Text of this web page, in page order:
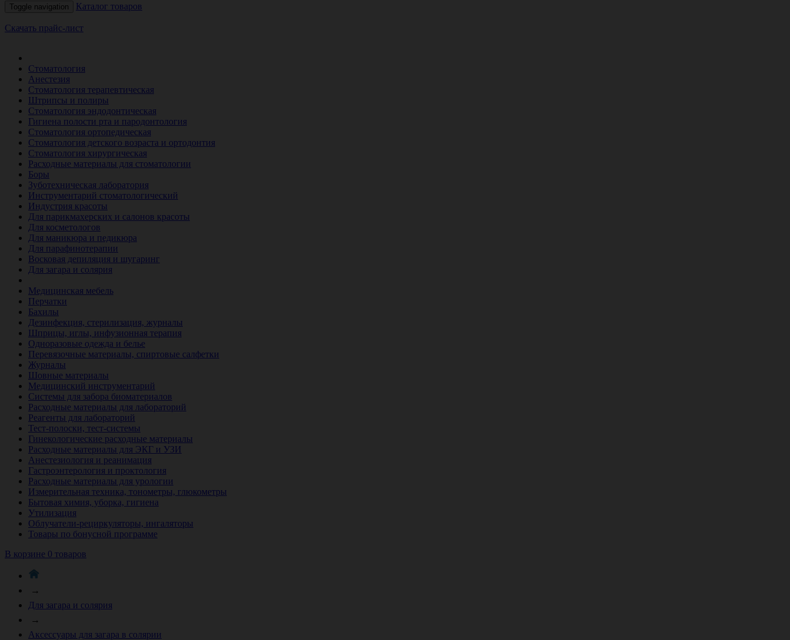
Toggle navigation Каталог товаров
Скачать прайс-лист
Стоматология
Анестезия
Стоматология терапевтическая
Штрипсы и полиры
Стоматология эндодонтическая
Гигиена полости рта и пародонтология
Стоматология ортопедическая
Стоматология детского возраста и ортодонтия
Стоматология хирургическая
Расходные материалы для стоматологии
Боры
Зуботехническая лаборатория
Инструментарий стоматологический
Индустрия красоты
Для парикмахерских и салонов красоты
Для косметологов
Для маникюра и педикюра
Для парафинотерапии
Восковая депиляция и шугаринг
Для загара и солярия
Медицинская мебель
Перчатки
Бахилы
Дезинфекция, стерилизация, журналы
Шприцы, иглы, инфузионная терапия
Одноразовые одежда и белье
Перевязочные материалы, спиртовые салфетки
Журналы
Шовные материалы
Медицинский инструментарий
Системы для забора биоматериалов
Расходные материалы для лабораторий
Реагенты для лабораторий
Тест-полоски, тест-системы
Гинекологические расходные материалы
Расходные материалы для ЭКГ и УЗИ
Анестезиология и реанимация
Гастроэнтерология и проктология
Расходные материалы для урологии
Измерительная техника, тонометры, глюкометры
Бытовая химия, уборка, гигиена
Утилизация
Облучатели-рециркуляторы, ингаляторы
Товары по бонусной программе
В корзине 0 товаров
→
Для загара и солярия
→
Аксессуары для загара в солярии